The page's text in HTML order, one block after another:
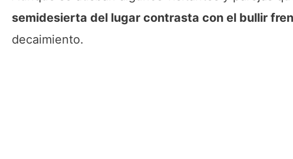
semidesierta del lugar contrasta con el bullir
decaimiento.